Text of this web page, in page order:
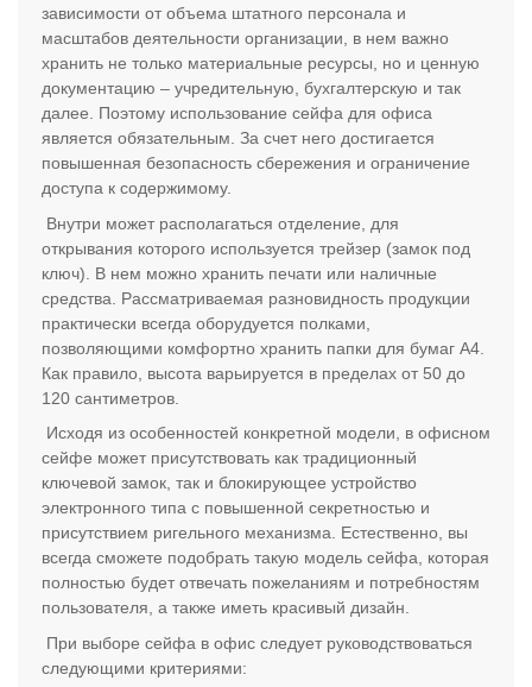
зависимости от объема штатного персонала и
масштабов деятельности организации, в нем важно
хранить не только материальные ресурсы, но и ценную
документацию – учредительную, бухгалтерскую и так
далее. Поэтому использование сейфа для офиса
является обязательным. За счет него достигается
повышенная безопасность сбережения и ограничение
доступа к содержимому.
Внутри может располагаться отделение, для
открывания которого используется трейзер (замок под
ключ). В нем можно хранить печати или наличные
средства. Рассматриваемая разновидность продукции
практически всегда оборудуется полками,
позволяющими комфортно хранить папки для бумаг А4.
Как правило, высота варьируется в пределах от 50 до
120 сантиметров.
Исходя из особенностей конкретной модели, в офисном
сейфе может присутствовать как традиционный
ключевой замок, так и блокирующее устройство
электронного типа с повышенной секретностью и
присутствием ригельного механизма. Естественно, вы
всегда сможете подобрать такую модель сейфа, которая
полностью будет отвечать пожеланиям и потребностям
пользователя, а также иметь красивый дизайн.
При выборе сейфа в офис следует руководствоваться
следующими критериями: